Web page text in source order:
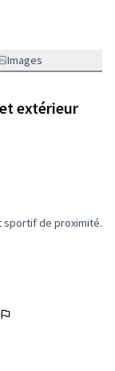
Images
extérieur
de la catégorie : ⚽
sportif de proximité.